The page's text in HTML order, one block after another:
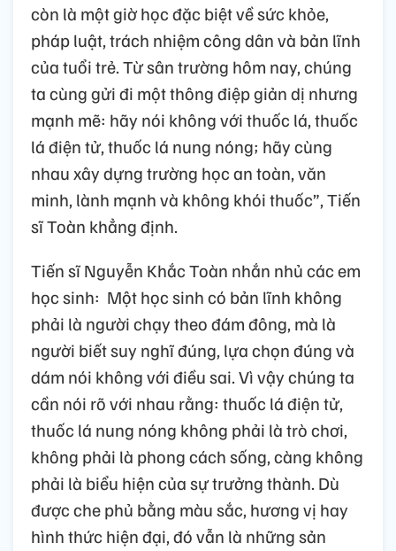
còn là một giờ học đặc biệt về sức khỏe,
pháp luật, trách nhiệm công dân và bản lĩnh
của tuổi trẻ. Từ sân trường hôm nay, chúng
ta cùng gửi đi một thông điệp giản dị nhưng
mạnh mẽ: hãy nói không với thuốc lá, thuốc
lá điện tử, thuốc lá nung nóng; hãy cùng
nhau xây dựng trường học an toàn, văn
minh, lành mạnh và không khói thuốc”, Tiến
sĩ Toàn khẳng định.
Tiến sĩ Nguyễn Khắc Toàn nhắn nhủ các em
học sinh: Một học sinh có bản lĩnh không
phải là người chạy theo đám đông, mà là
người biết suy nghĩ đúng, lựa chọn đúng và
dám nói không với điều sai. Vì vậy chúng ta
cần nói rõ với nhau rằng: thuốc lá điện tử,
thuốc lá nung nóng không phải là trò chơi,
không phải là phong cách sống, càng không
phải là biểu hiện của sự trưởng thành. Dù
được che phủ bằng màu sắc, hương vị hay
hình thức hiện đại, đó vẫn là những sản